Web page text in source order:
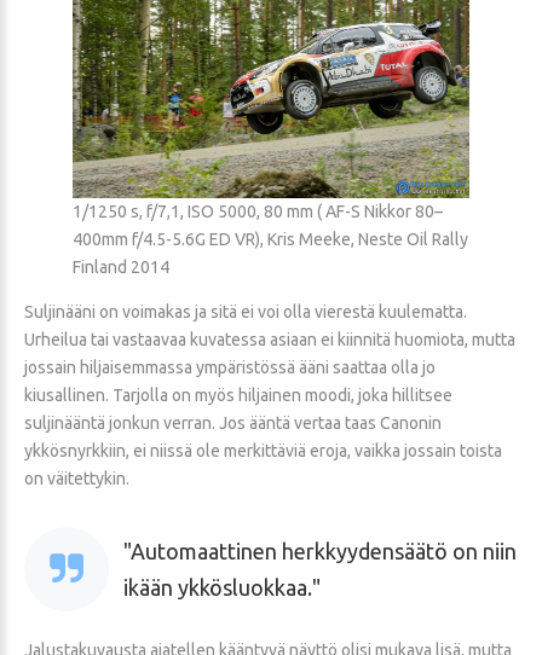
1/1250 s, f/7,1, ISO 5000, 80 mm ( AF-S Nikkor 80–
400mm f/4.5-5.6G ED VR), Kris Meeke, Neste Oil Rally
Finland 2014
Suljinääni on voimakas ja sitä ei voi olla vierestä kuulematta.
Urheilua tai vastaavaa kuvatessa asiaan ei kiinnitä huomiota, mutta
jossain hiljaisemmassa ympäristössä ääni saattaa olla jo
kiusallinen. Tarjolla on myös hiljainen moodi, joka hillitsee
suljinääntä jonkun verran. Jos ääntä vertaa taas Canonin
ykkösnyrkkiin, ei niissä ole merkittäviä eroja, vaikka jossain toista
on väitettykin.
Automaattinen herkkyydensäätö on niin
ikään ykkösluokkaa.
Jalustakuvausta ajatellen kääntyvä näyttö olisi mukava lisä, mutta